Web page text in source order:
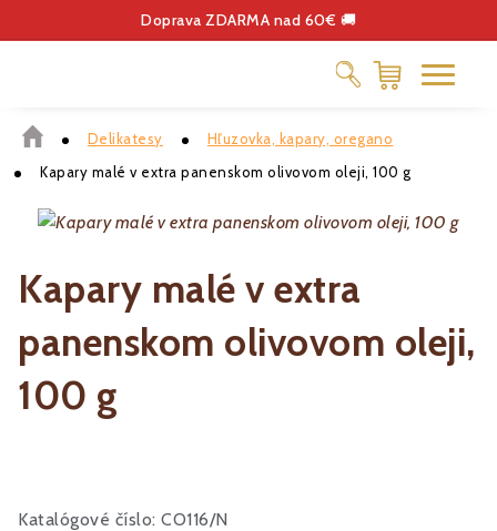
Doprava ZDARMA nad 60€ 🚚
ČOKOLÁDA
KÁVA
Delikatesy
Hľuzovka, kapary, oregano
Kapary malé v extra panenskom olivovom oleji, 100 g
Kapary malé v extra
panenskom olivovom oleji,
100 g
Katalógové číslo: CO116/N